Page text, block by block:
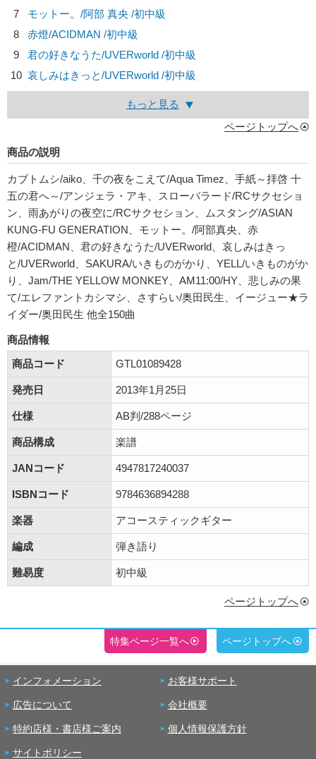
7
モットー。/阿部 真央 /初中級
8
赤燈/ACIDMAN /初中級
9
君の好きなうた/UVERworld /初中級
10 哀しみはきっと/UVERworld /初中級
もっと見る
ページトップへ
商品の説明
カブトムシ/aiko、千の夜をこえて/Aqua Timez、手紙～拝啓 十
五の君へ～/アンジェラ・アキ、スローバラード/RCサクセショ
ン、雨あがりの夜空に/RCサクセション、ムスタング/ASIAN
KUNG-FU GENERATION、モットー。/阿部真央、赤
橙/ACIDMAN、君の好きなうた/UVERworld、哀しみはきっ
と/UVERworld、SAKURA/いきものがかり、YELL/いきものがか
り、Jam/THE YELLOW MONKEY、AM11:00/HY、悲しみの果
て/エレファントカシマシ、さすらい/奥田民生、イージュー★ラ
イダー/奥田民生 他全150曲
商品情報
商品コード
GTL01089428
発売日 2013年1月25日
仕様 AB判/288ページ
商品構成 楽譜
JANコード 4947817240037
ISBNコード 9784636894288
楽器 アコースティックギター
編成 弾き語り
難易度 初中級
ページトップへ
特集ページ一覧へ ページトップへ
インフォメーション お客様サポート
広告について 会社概要
特約店様・書店様ご案内 個人情報保護方針
サイトポリシー